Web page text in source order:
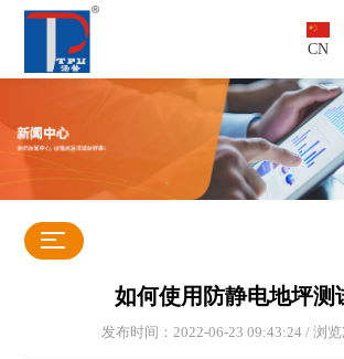
CN
如何使用防静电地坪测
发布时间：2022-06-23 09:43:24 / 浏览